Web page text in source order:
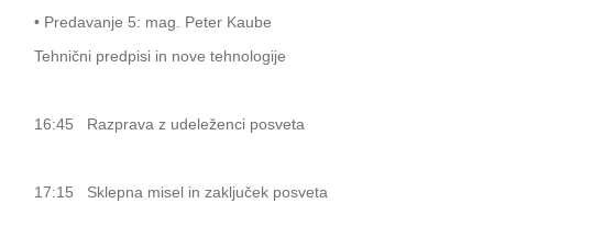
• Predavanje 5: mag. Peter Kaube
Tehnični predpisi in nove tehnologije
16:45 Razprava z udeleženci posveta
17:15 Sklepna misel in zaključek posveta